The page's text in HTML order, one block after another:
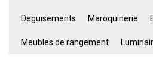
Deguisements Maroquinerie
Meubles de rangement